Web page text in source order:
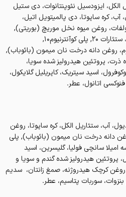
ایزودسیل نئوپنتانوات، دی ستیل
آب، کره ساپوتا، دی پالمیتویل اتیل،
روغن میوه نخل موریچ (بوریتی),
ستئارات۳۳, گلیسریل استئارات، ستئارات ۲۰, پلی کوآنترنیوم۱۰,
روغن دانه درخت نان میمون (بائوباب),
ذرت، پروتئین هیدرولیز شده سویا،
اسید سیتریک، کاپریلیل گلایکول،
فنوکسی اتانول، عطر.
آب، ستئاریل الکل، کره ساپوتا، روغن
دانه درخت نان میمون (بائوباب), پلی
آب ریشه امیلا سانچی فولیا، گلیسرین، اسید
پروتئین هیدرولیز شده گندم و سویا و
ذرت، توکوفرول، پی ای جی۴۰ روغن کرچک هیدروژنه، صمغ زانتان، سدیم
سوربات پتاسیم، عطر.